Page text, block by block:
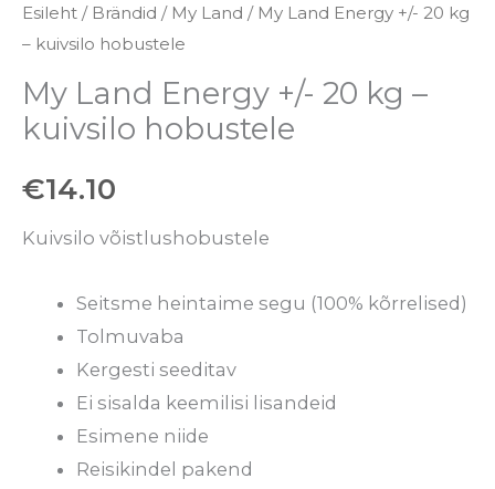
Esileht / Brändid / My Land / My Land Energy +/- 20 kg
– kuivsilo hobustele
My Land Energy +/- 20 kg –
kuivsilo hobustele
€14.10
Kuivsilo võistlushobustele
Seitsme heintaime segu (100% kõrrelised)
Tolmuvaba
Kergesti seeditav
Ei sisalda keemilisi lisandeid
Esimene niide
Reisikindel pakend